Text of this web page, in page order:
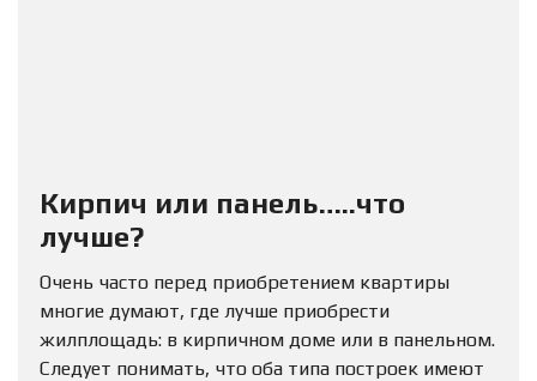
Кирпич или панель…..что
лучше?
Очень часто перед приобретением квартиры
многие думают, где лучше приобрести
жилплощадь: в кирпичном доме или в панельном.
Следует понимать, что оба типа построек имеют